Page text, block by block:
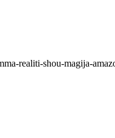
realiti-shou-magija-